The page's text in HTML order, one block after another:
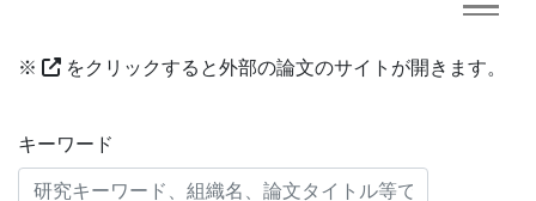
※ をクリックすると外部の論文のサイトが開きます。
研究業績に対する検索条件
キーワード